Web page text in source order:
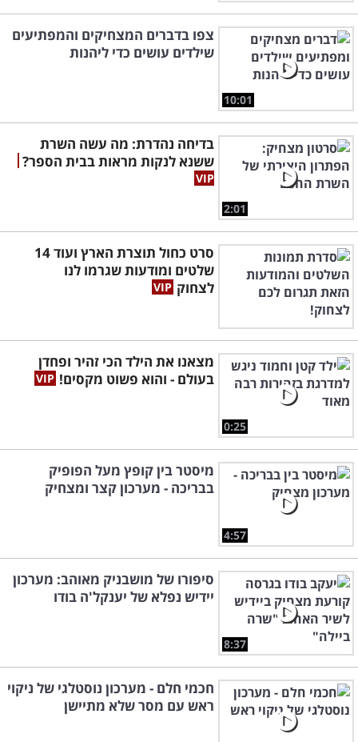
10:01
צפו בדברים המצחיקים והמפתיעים
שילדים עושים כדי ליהנות
2:01
בדיחה נהדרת: מה עשה השרת
ששנא לנקות מראות בבית הספר?
סרט כחול תוצרת הארץ ועוד 14
שלטים ומודעות שגרמו לנו
לצחוק
0:25
מצאנו את הילד הכי זהיר ופחדן
בעולם - והוא פשוט מקסים!
4:57
מיסטר בין קופץ מעל הפופיק
בבריכה - מערכון קצר ומצחיק
8:37
סיפורו של מושבניק מאוהב: מערכון
יידיש נפלא של יענקל'ה בודו
חכמי חלם - מערכון נוסטלגי של ניקוי
ראש עם מסר שלא מתיישן